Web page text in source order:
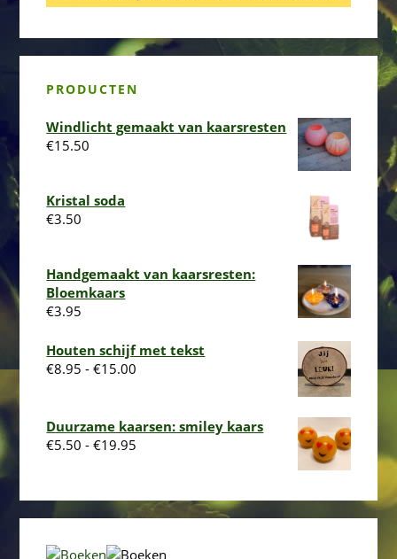
PRODUCTEN
Windlicht gemaakt van kaarsresten
€15.50
Kristal soda
€3.50
Handgemaakt van kaarsresten:
Bloemkaars
€3.95
Houten schijf met tekst
€8.95 - €15.00
€15.00
Duurzame kaarsen: smiley kaars
€5.50 - €19.95
€19.95